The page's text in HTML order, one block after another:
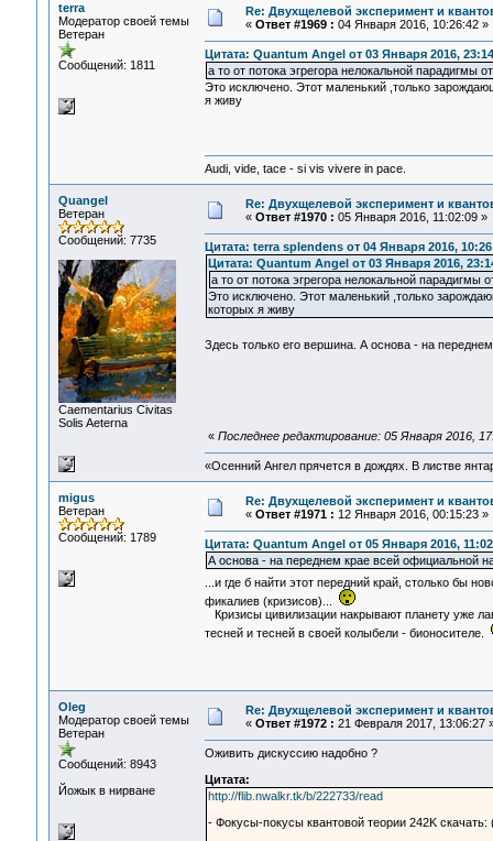
terra
Модератор своей темы
Ветеран
Сообщений: 1811
Re: Двухщелевой эксперимент и
« Ответ #1969 : 04 Января 2016, 10:26:42 »
Цитата: Quantum Angel от 03 Января 2016,
а то от потока эгрегора нелокальной парадигмы
Это исключено. Этот маленький ,только
я живу
Audi, vide, tace - si vis vivere in pace.
Quangel
Ветеран
Сообщений: 7735
Сaementarius Civitas
Solis Aeterna
Re: Двухщелевой эксперимент и
« Ответ #1970 : 05 Января 2016, 11:02:09 »
Цитата: terra splendens от 04 Января 2016,
Цитата: Quantum Angel от 03 Января 2016,
а то от потока эгрегора нелокальной парадигмы
Это исключено. Этот маленький ,только
которых я живу
Здесь только его вершина. А основа - на
« Последнее редактирование: 05 Января 2016,
«Осенний Ангел прячется в дождях. В листве
migus
Ветеран
Сообщений: 1789
Re: Двухщелевой эксперимент и
« Ответ #1971 : 12 Января 2016, 00:15:23 »
Цитата: Quantum Angel от 05 Января 2016,
А основа - на переднем крае всей официальной
...и где б найти этот передний край, столько бы
фикалиев (кризисов)...
Кризисы цивилизации накрывают планету уже
тесней и тесней в своей колыбели - бионосителе.
Oleg
Модератор своей темы
Ветеран
Сообщений: 8943
Йожык в нирване
Re: Двухщелевой эксперимент и
« Ответ #1972 : 21 Февраля 2017, 13:06:27
Оживить дискуссию надобно ?
Цитата:
http://flib.nwalkr.tk/b/222733/read
- Фокусы-покусы квантовой теории 242K